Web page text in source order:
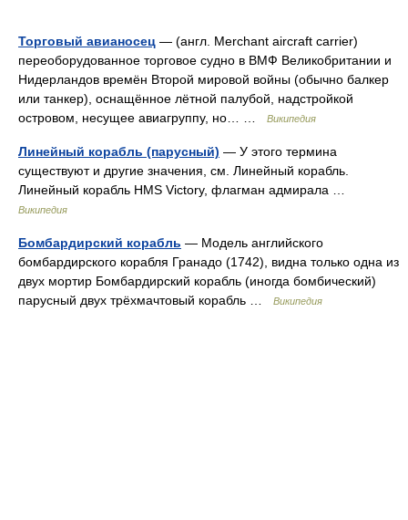
Торговый авианосец — (англ. Merchant aircraft carrier)
переоборудованное торговое судно в ВМФ Великобритании и
Нидерландов времён Второй мировой войны (обычно балкер
или танкер), оснащённое лётной палубой, надстройкой
островом, несущее авиагруппу, но… …
Википедия
Линейный корабль (парусный) — У этого термина
существуют и другие значения, см. Линейный корабль.
Линейный корабль HMS Victory, флагман адмирала …
Википедия
Бомбардирский корабль — Модель английского
бомбардирского корабля Гранадо (1742), видна только одна из
двух мортир Бомбардирский корабль (иногда бомбический)
парусный двух трёхмачтовый корабль …
Википедия